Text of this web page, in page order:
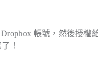
帳號，然後授權
！